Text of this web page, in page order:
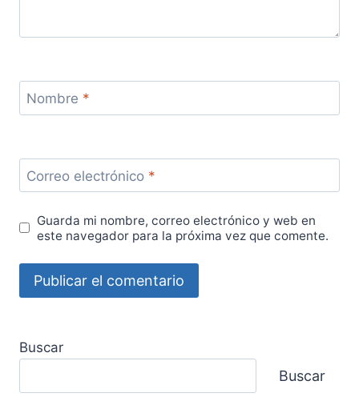
Nombre *
Correo electrónico *
Guarda mi nombre, correo electrónico y web en
este navegador para la próxima vez que comente.
Buscar
Buscar